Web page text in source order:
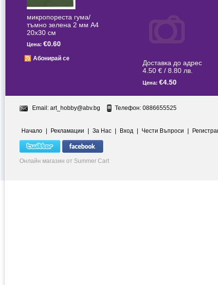
микропореста гума/
тъмно зелена 2 мм А4
20x30 см
Цена: €0.60
Абонирай се
Доставка до адрес
4.50 € / 8.80 лв.
Цена: €4.50
Email: art_hobby@abv.bg Телефон: 0886655525
Начало | Рекламации | За Нас | Вход | Чести Въпроси |
Онлайн магазин от Summer Cart